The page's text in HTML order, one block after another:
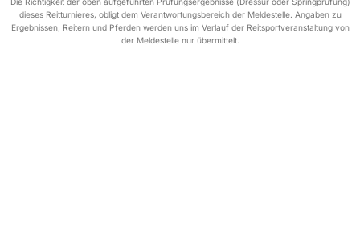
dieses Reitturnieres, obligt dem Verantwortungsbereich der Meldestelle. Angaben zu
Ergebnissen, Reitern und Pferden werden uns im Verlauf der Reitsportveranstaltung von
der Meldestelle nur übermittelt.